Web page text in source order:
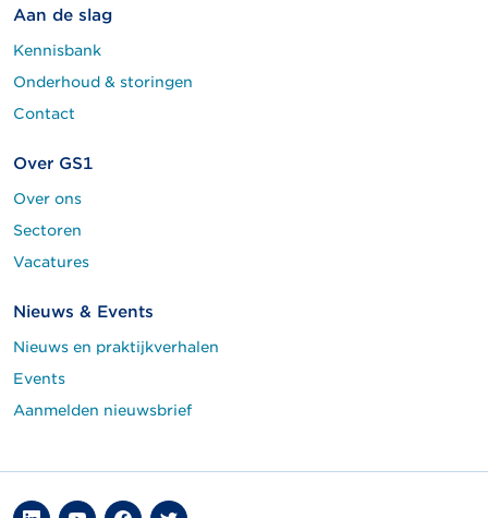
Aan de slag
Kennisbank
Onderhoud & storingen
Contact
Over GS1
Over ons
Sectoren
Vacatures
Nieuws & Events
Nieuws en praktijkverhalen
Events
Aanmelden nieuwsbrief